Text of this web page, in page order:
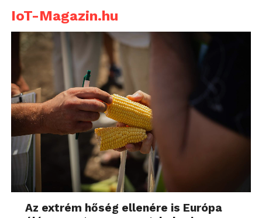
IoT-Magazin.hu
Az extrém hőség ellenére is Európa